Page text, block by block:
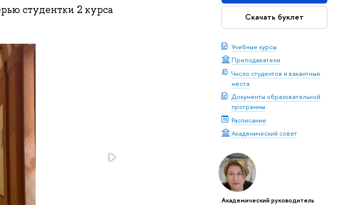
Скачать буклет
Учебные курсы
Преподаватели
Число студентов и вакантные
места
Документы образовательной
программы
Расписание
Академический совет
Академический руководитель
студентки 2 курса